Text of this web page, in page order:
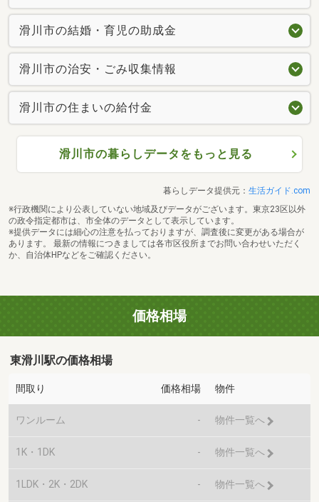
滑川市の結婚・育児の助成金
滑川市の治安・ごみ収集情報
滑川市の住まいの給付金
滑川市の暮らしデータをもっと見る
暮らしデータ提供元： 生活ガイド.com
※行政機関により公表していない地域及びデータがございます。東京23区以外
の政令指定都市は、市全体のデータとして表示しています。
※提供データには細心の注意を払っておりますが、調査後に変更がある場合が
あります。 最新の情報につきましては各市区役所までお問い合わせいただく
か、自治体HPなどをご確認ください。
価格相場
東滑川駅の価格相場
間取り 価格相場 物件
ワンルーム - 物件一覧へ
1K・1DK - 物件一覧へ
1LDK・2K・2DK - 物件一覧へ